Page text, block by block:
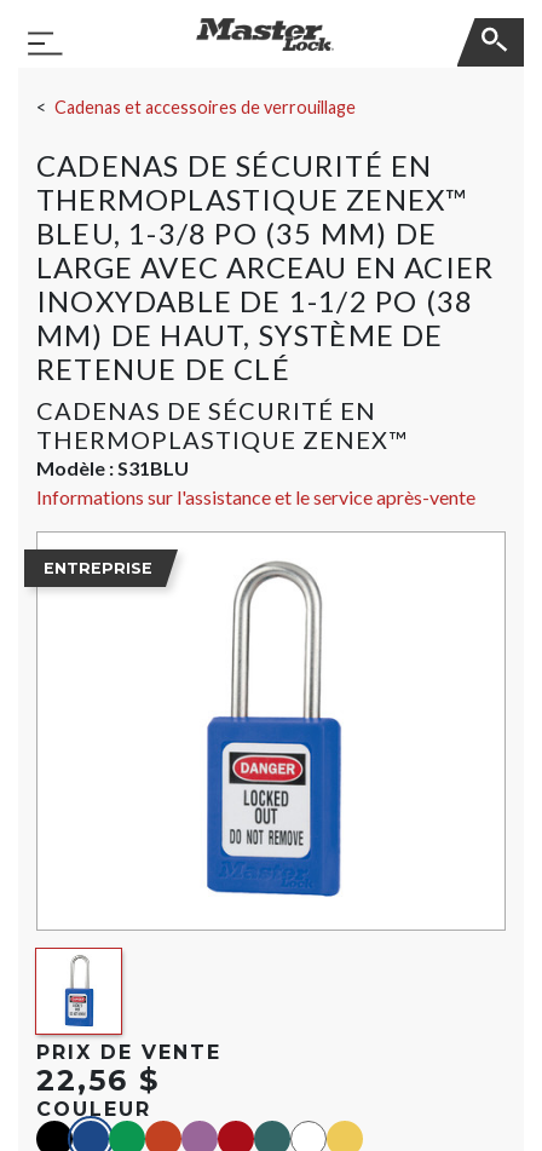
Basculer la navigation
Cadenas et accessoires de verrouillage
CADENAS DE SÉCURITÉ EN
THERMOPLASTIQUE ZENEX™
BLEU, 1-3/8 PO (35 MM) DE
LARGE AVEC ARCEAU EN ACIER
INOXYDABLE DE 1-1/2 PO (38
MM) DE HAUT, SYSTÈME DE
RETENUE DE CLÉ
CADENAS DE SÉCURITÉ EN
THERMOPLASTIQUE ZENEX™
Modèle :S31BLU
Informations sur l'assistance et le service après-vente
ENTREPRISE
PRIX DE VENTE
22,56 $
COULEUR
blackbluegreenorangepurplered teal Blancyellow